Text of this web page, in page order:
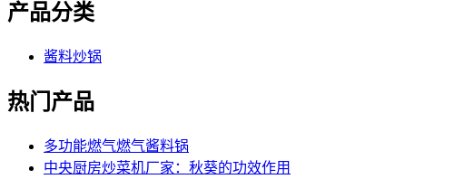
产品分类
酱料炒锅
热门产品
多功能燃气燃气酱料锅
中央厨房炒菜机厂家：秋葵的功效作用